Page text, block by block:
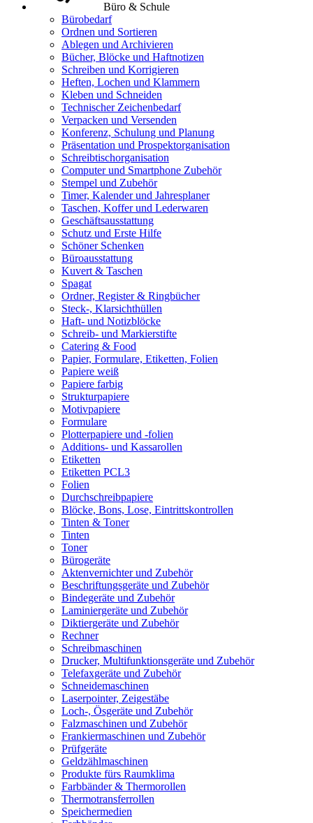
Büro & Schule
Bürobedarf
Ordnen und Sortieren
Ablegen und Archivieren
Bücher, Blöcke und Haftnotizen
Schreiben und Korrigieren
Heften, Lochen und Klammern
Kleben und Schneiden
Technischer Zeichenbedarf
Verpacken und Versenden
Konferenz, Schulung und Planung
Präsentation und Prospektorganisation
Schreibtischorganisation
Computer und Smartphone Zubehör
Stempel und Zubehör
Timer, Kalender und Jahresplaner
Taschen, Koffer und Lederwaren
Geschäftsausstattung
Schutz und Erste Hilfe
Schöner Schenken
Büroausstattung
Kuvert & Taschen
Spagat
Ordner, Register & Ringbücher
Steck-, Klarsichthüllen
Haft- und Notizblöcke
Schreib- und Markierstifte
Catering & Food
Papier, Formulare, Etiketten, Folien
Papiere weiß
Papiere farbig
Strukturpapiere
Motivpapiere
Formulare
Plotterpapiere und -folien
Additions- und Kassarollen
Etiketten
Etiketten PCL3
Folien
Durchschreibpapiere
Blöcke, Bons, Lose, Eintrittskontrollen
Tinten & Toner
Tinten
Toner
Bürogeräte
Aktenvernichter und Zubehör
Beschriftungsgeräte und Zubehör
Bindegeräte und Zubehör
Laminiergeräte und Zubehör
Diktiergeräte und Zubehör
Rechner
Schreibmaschinen
Drucker, Multifunktionsgeräte und Zubehör
Telefaxgeräte und Zubehör
Schneidemaschinen
Laserpointer, Zeigestäbe
Loch-, Ösgeräte und Zubehör
Falzmaschinen und Zubehör
Frankiermaschinen und Zubehör
Prüfgeräte
Geldzählmaschinen
Produkte fürs Raumklima
Farbbänder & Thermorollen
Thermotransferrollen
Speichermedien